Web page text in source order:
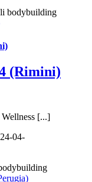
(Rimini)
[...]
04-